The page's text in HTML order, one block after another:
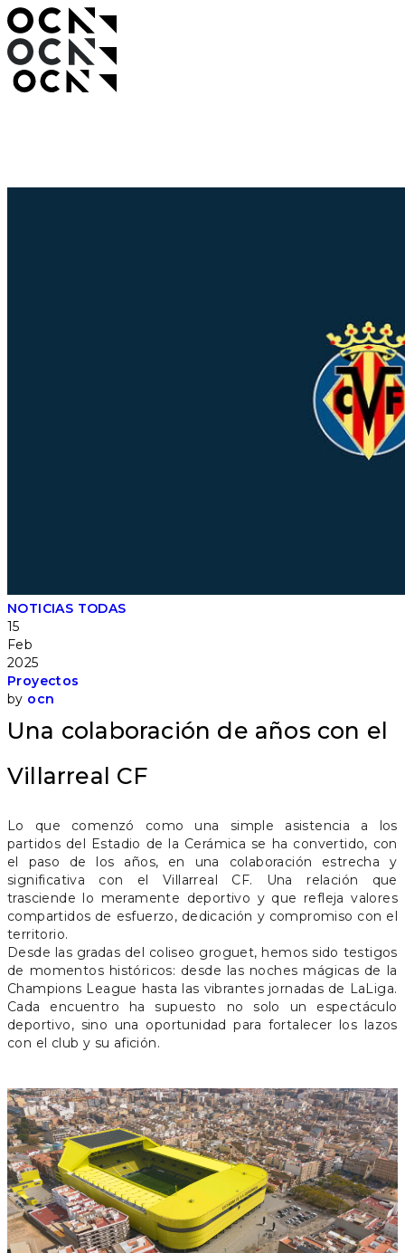
NOTICIAS TODAS
15
Feb
2025
Proyectos
by ocn
Una colaboración de años con el
Villarreal CF
Lo que comenzó como una simple asistencia a los
partidos del Estadio de la Cerámica se ha convertido, con
el paso de los años, en una colaboración estrecha y
significativa con el Villarreal CF. Una relación que
trasciende lo meramente deportivo y que refleja valores
compartidos de esfuerzo, dedicación y compromiso con el
territorio.
Desde las gradas del coliseo groguet, hemos sido testigos
de momentos históricos: desde las noches mágicas de la
Champions League hasta las vibrantes jornadas de LaLiga.
Cada encuentro ha supuesto no solo un espectáculo
deportivo, sino una oportunidad para fortalecer los lazos
con el club y su afición.